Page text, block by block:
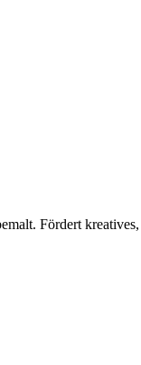
Fördert kreatives,